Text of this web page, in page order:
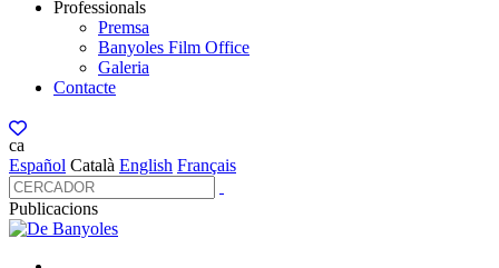
Professionals
Premsa
Banyoles Film Office
Galeria
Contacte
ca
Español Català English Français
Publicacions